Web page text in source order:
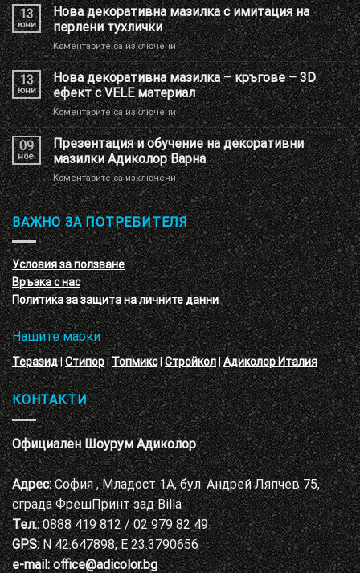
брандиране
на
Шоу
РУМ
Адиколор
13
юни
Нова декоративна мазилка с имитация на
перлени тухлички
Коментарите са изключениза
Нова
декоративна
мазилка
с
имитация
на
перлени
тухлички
13
юни
Нова декоративна мазилка – кръгове – 3D
ефект с VELE материал
Коментарите са изключениза
Нова
декоративна
мазилка
–
кръгове
–
3D
ефект
с
VELE
материал
09
ное.
Презентация и обучение на декоративни
мазилки Адиколор Варна
Коментарите са изключениза
Презентация
и
обучение
на
декоративни
мазилки
Адиколор
Варна
ВАЖНО ЗА ПОТРЕБИТЕЛЯ
Условия за ползване
Връзка с нас
Политика за защита на личните данни
Нашите марки
Теразид|Стипор|Топмикс|Стройкол|Адиколор Италия
КОНТАКТИ
Официален Шоурум Адиколор
Адрес:София , Младост 1А, бул. Андрей Ляпчев 75,
сграда ФрешПринт зад Billa
Тел.:0888 419 812 / 02 979 82 49
GPS:N 42.647898, E 23.3790656
e-mail: office@adicolor.bg